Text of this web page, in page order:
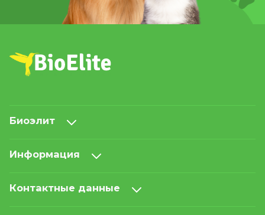
Биоэлит
Информация
Контактные данные